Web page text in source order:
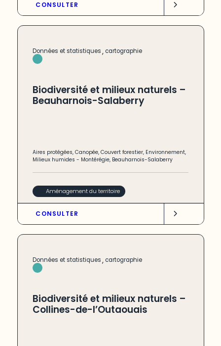
CONSULTER
Données et statistiques, cartographie
Biodiversité et milieux naturels –
Beauharnois-Salaberry
Aires protégées,Canopée,Couvert forestier, Environnement,
Milieux humides - Montérégie, Beauharnois-Salaberry
Aménagement du territoire
CONSULTER
Données et statistiques, cartographie
Biodiversité et milieux naturels –
Collines-de-l’Outaouais